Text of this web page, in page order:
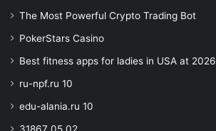
The Most Powerful Crypto Trading Bot
PokerStars Casino
Best fitness apps for ladies in USA at 2026
ru-npf.ru 10
edu-alania.ru 10